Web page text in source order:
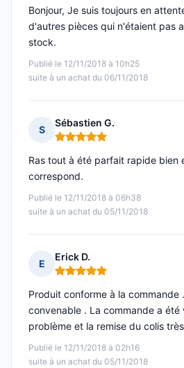
Publié le 12/11/2018 à 10h25
suite à un achat du 06/11/2018
Bonjour, Je suis toujours en
d'autres pièces qui n'étaient pas
stock.
S
Sébastien G.
Note : 5 sur 5
Publié le 12/11/2018 à 06h38
suite à un achat du 05/11/2018
Ras tout à été parfait rapide bien
correspond.
E
Erick D.
Note : 5 sur 5
Publié le 12/11/2018 à 02h16
suite à un achat du 05/11/2018
Produit conforme à la commande
convenable . La commande a été
problème et la remise du colis